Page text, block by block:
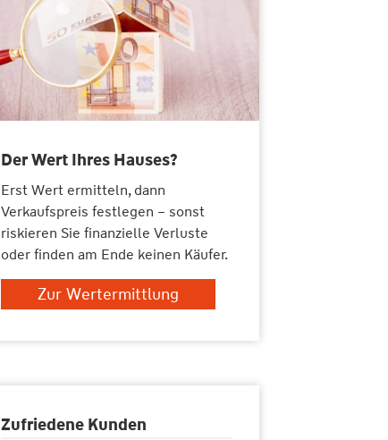
Der Wert Ihres Hauses?
Erst Wert ermitteln, dann
Verkaufspreis festlegen – sonst
riskieren Sie finanzielle Verluste
oder finden am Ende keinen Käufer.
Zur Wertermittlung
Zufriedene Kunden